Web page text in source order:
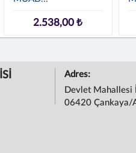
2.538,00 ₺
Adres:
Devlet Mahallesi
06420 Çankaya/